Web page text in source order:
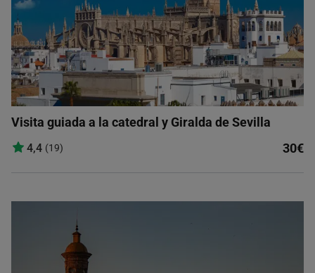
Visita guiada a la catedral y Giralda de Sevilla
4,4 (19) 30€